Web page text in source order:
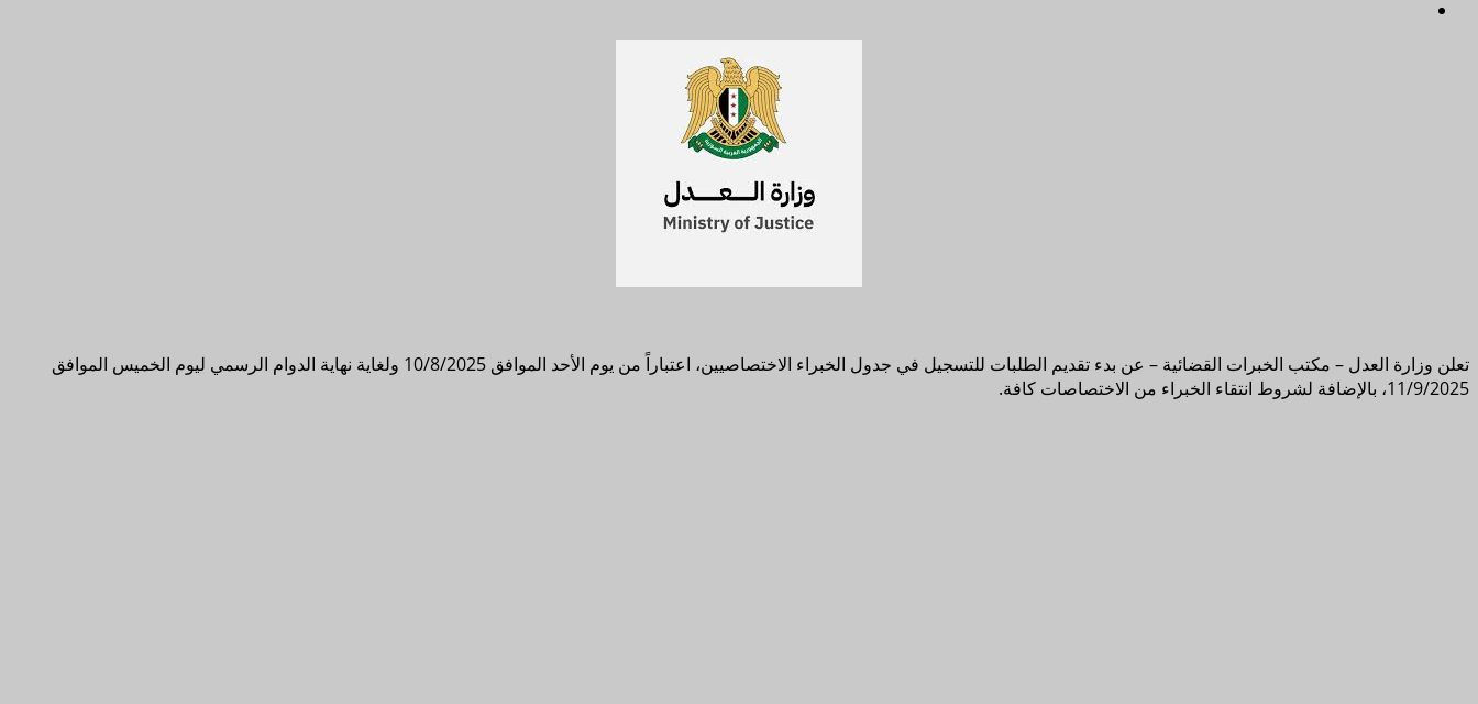
تعلن وزارة العدل – مكتب الخبرات القضائية – عن بدء تقديم الطلبات للتسجيل في جدول الخبراء الاختصاصيين، اعتباراً من يوم الأحد الموافق 10/8/2025 ولغاية نهاية الدوام الرسمي ليوم الخميس الموافق
11/9/2025، بالإضافة لشروط انتقاء الخبراء من الاختصاصات كافة.